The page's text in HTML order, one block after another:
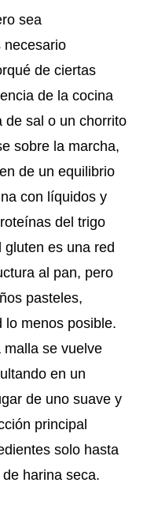
sea
necesario
de ciertas
de la cocina
de sal o un chorrito
sobre la marcha,
de un equilibrio
con líquidos y
del trigo
es una red
al pan, pero
pasteles,
lo menos posible.
malla se vuelve
en un
de uno suave y
principal
solo hasta
harina seca.